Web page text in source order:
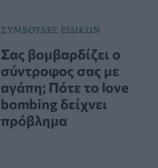
ΣΥΜΒΟΥΛΕΣ ΕΙΔΙΚΩΝ
Σας βομβαρδίζει ο
σύντροφος σας με
αγάπη; Πότε το love
bombing δείχνει
πρόβλημα